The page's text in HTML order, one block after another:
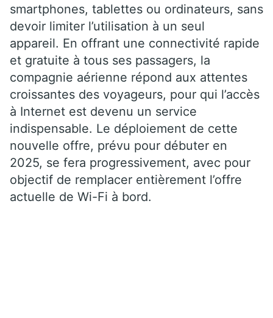
smartphones, tablettes ou ordinateurs, sans
devoir limiter l’utilisation à un seul
appareil. En offrant une connectivité rapide
et gratuite à tous ses passagers, la
compagnie aérienne répond aux attentes
croissantes des voyageurs, pour qui l’accès
à Internet est devenu un service
indispensable. Le déploiement de cette
nouvelle offre, prévu pour débuter en
2025, se fera progressivement, avec pour
objectif de remplacer entièrement l’offre
actuelle de Wi-Fi à bord.